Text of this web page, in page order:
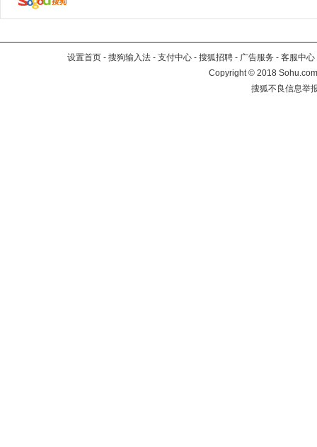
设置首页 - 搜狗输入法 - 支付中心 - 搜狐招聘 - 广告服务 - 客服中心
Copyright©2018
搜狐不良信息举